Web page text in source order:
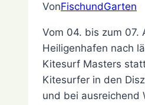
VonFischundGarten
Vom 04. bis zum 07.
Heiligenhafen nach
Kitesurf Masters
Kitesurfer in den
und bei ausreichend